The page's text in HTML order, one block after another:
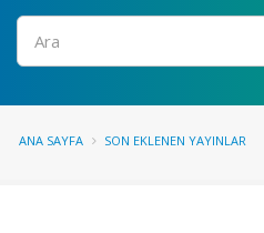
Ara
ANA SAYFA SON EKLENEN YAYINLAR